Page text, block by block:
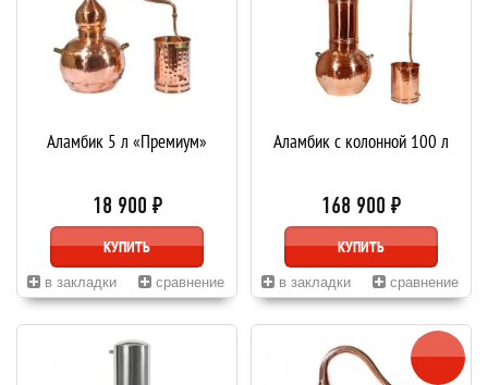
Аламбик 5 л «Премиум»
18 900 ₽
КУПИТЬ
в закладки сравнение
Аламбик с колонной 100 л
168 900 ₽
КУПИТЬ
в закладки сравнение